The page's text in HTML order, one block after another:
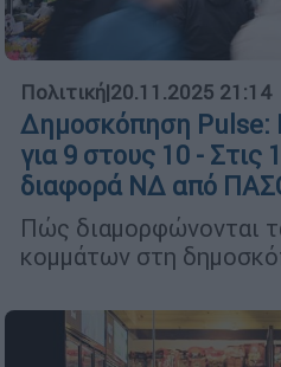
Πολιτική|20.11.2025 21:14
Δημοσκόπηση Pulse:
για 9 στους 10 - Στις
διαφορά ΝΔ από
Πώς διαμορφώνονται
κομμάτων στη